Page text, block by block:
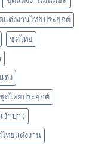
แต่งงานไทยประยุกต์
ชุดไทย
ต่ง
ชุดไทยประยุกต์
จ้าบ่าว
ทยแต่งงาน